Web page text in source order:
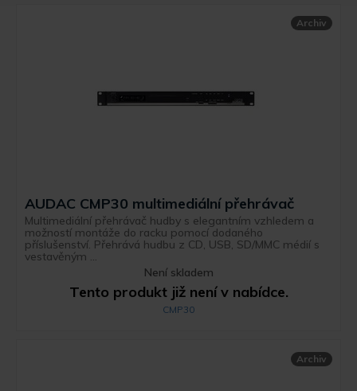
Archiv
AUDAC CMP30 multimediální přehrávač
Multimediální přehrávač hudby s elegantním vzhledem a
možností montáže do racku pomocí dodaného
příslušenství. Přehrává hudbu z CD, USB, SD/MMC médií s
vestavěným ...
Není skladem
Tento produkt již není v nabídce.
CMP30
Archiv